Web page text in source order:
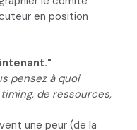
en position
pensez à quoi
de ressources,
une peur (de la